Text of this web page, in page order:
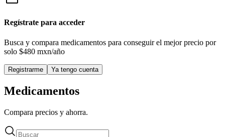
Regístrate para acceder
Busca y compara medicamentos para conseguir el mejor precio por
solo $480 mxn/año
Registrarme Ya tengo cuenta
Medicamentos
Compara precios y ahorra.